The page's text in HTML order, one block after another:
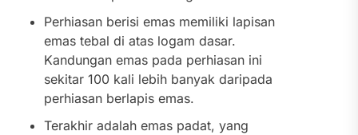
Perhiasan berisi emas memiliki lapisan
emas tebal di atas logam dasar.
Kandungan emas pada perhiasan ini
sekitar 100 kali lebih banyak daripada
perhiasan berlapis emas.
Terakhir adalah emas padat, yang